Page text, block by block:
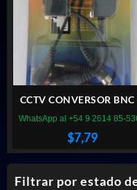
Filtrar por estado
CCTV CONVERSOR BNC A
UTP RJ45 HD SV-
$7,79
WhatsApp al +54 9 2614 85-